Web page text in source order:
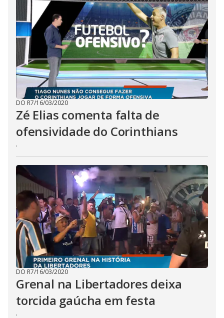
DO R7/16/03/2020
Zé Elias comenta falta de
ofensividade do Corinthians
.
DO R7/16/03/2020
Grenal na Libertadores deixa
torcida gaúcha em festa
.